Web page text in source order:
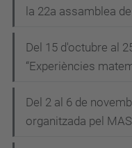
la 22a assamblea
Del 15 d'octubre al
“Experiències
Del 2 al 6 de
organitzada pel